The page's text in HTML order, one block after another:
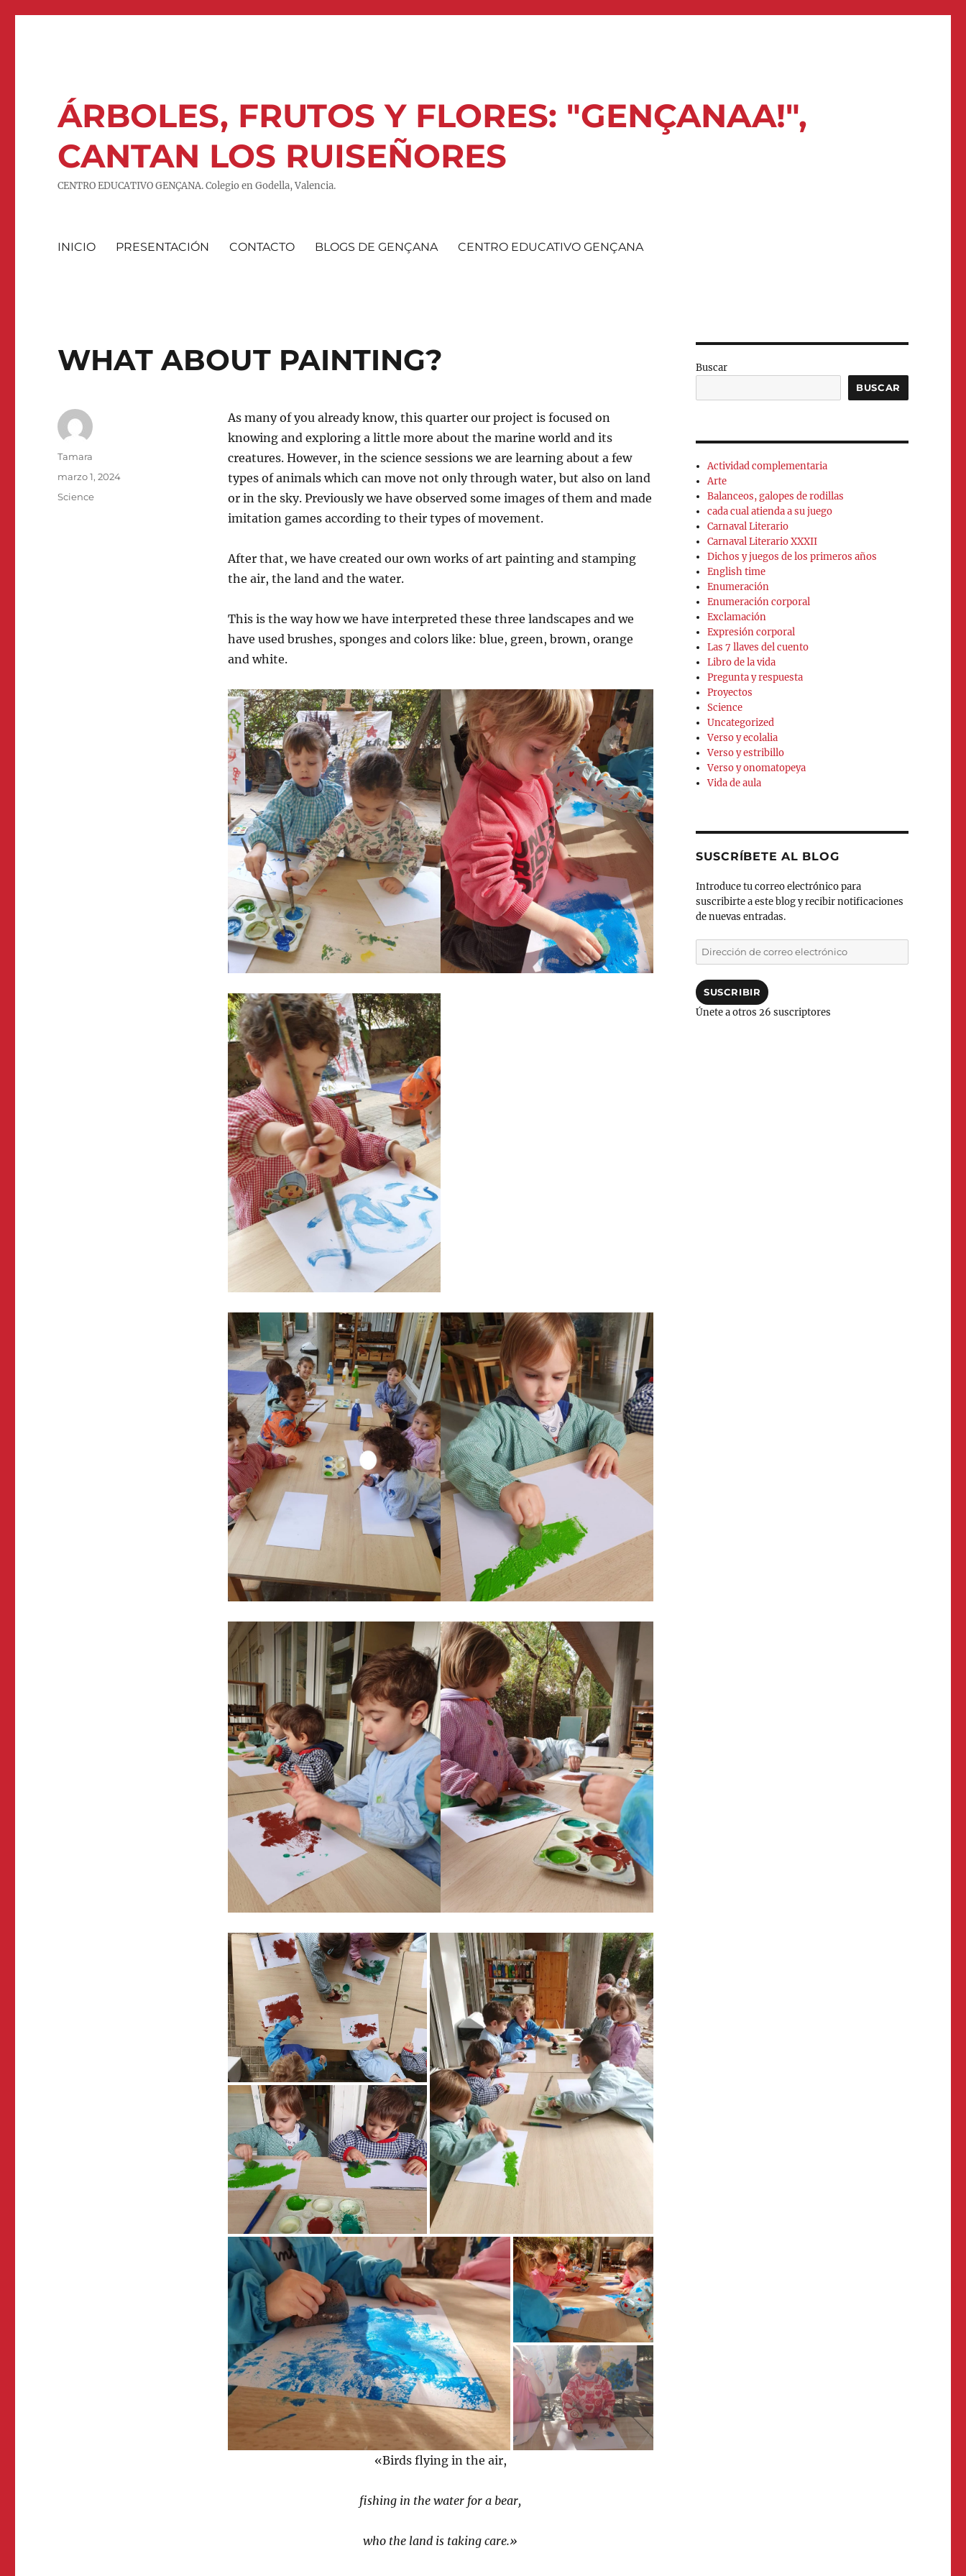
ÁRBOLES, FRUTOS Y FLORES: "GENÇANAA!",
CANTAN LOS RUISEÑORES
CENTRO EDUCATIVO GENÇANA. Colegio en Godella, Valencia.
INICIO PRESENTACIÓN CONTACTO BLOGS DE GENÇANA CENTRO EDUCATIVO GENÇANA
WHAT ABOUT PAINTING?
As many of you already know, this quarter our project is focused on
knowing and exploring a little more about the marine world and its
creatures. However, in the science sessions we are learning about a few
types of animals which can move not only through water, but also on land
or in the sky. Previously we have observed some images of them and made
imitation games according to their types of movement.
After that, we have created our own works of art painting and stamping
the air, the land and the water.
This is the way how we have interpreted these three landscapes and we
have used brushes, sponges and colors like: blue, green, brown, orange
and white.
«Birds flying in the air,
fishing in the water for a bear,
who the land is taking care.»
Autor
Tamara
Publicado
marzo 1, 2024
Categorías
Science
Buscar
BUSCAR
Actividad complementaria
Arte
Balanceos, galopes de rodillas
cada cual atienda a su juego
Carnaval Literario
Carnaval Literario XXXII
Dichos y juegos de los primeros años
English time
Enumeración
Enumeración corporal
Exclamación
Expresión corporal
Las 7 llaves del cuento
Libro de la vida
Pregunta y respuesta
Proyectos
Science
Uncategorized
Verso y ecolalia
Verso y estribillo
Verso y onomatopeya
Vida de aula
SUSCRÍBETE AL BLOG
Introduce tu correo electrónico para
suscribirte a este blog y recibir notificaciones
de nuevas entradas.
Dirección
de
electrónico
SUSCRIBIR
Únete a otros 26 suscriptores